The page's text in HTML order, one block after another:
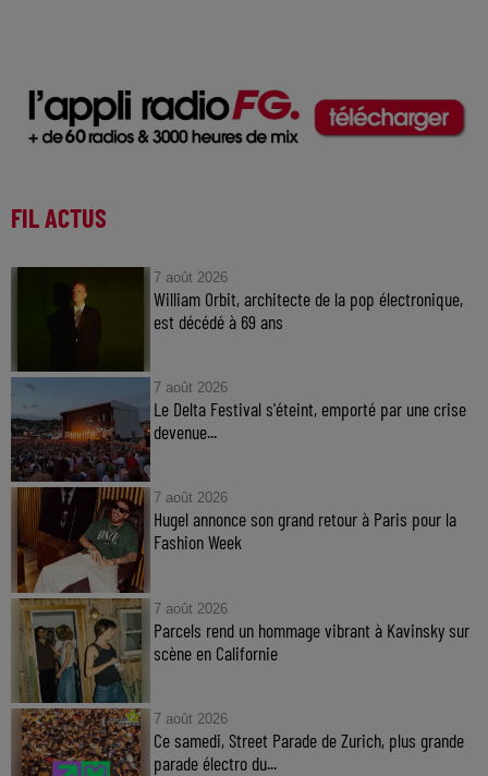
FIL ACTUS
7 août 2026
William Orbit, architecte de la pop électronique,
est décédé à 69 ans
7 août 2026
Le Delta Festival s'éteint, emporté par une crise
devenue...
7 août 2026
Hugel annonce son grand retour à Paris pour la
Fashion Week
7 août 2026
Parcels rend un hommage vibrant à Kavinsky sur
scène en Californie
7 août 2026
Ce samedi, Street Parade de Zurich, plus grande
parade électro du...